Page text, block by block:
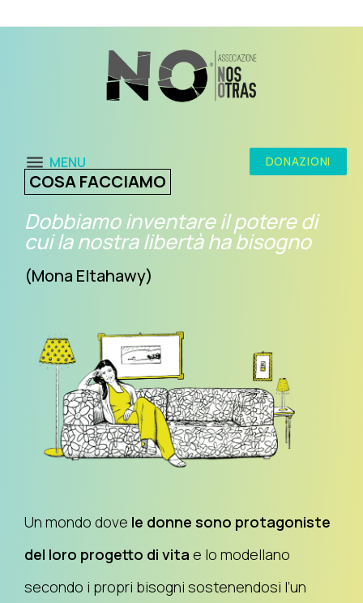
MENU DONAZIONI
COSA FACCIAMO
Dobbiamo inventare il potere di
cui la nostra libertà ha bisogno
(Mona Eltahawy)
Un mondo dove le donne sono protagoniste
del loro progetto di vita e lo modellano
secondo i propri bisogni sostenendosi l’un